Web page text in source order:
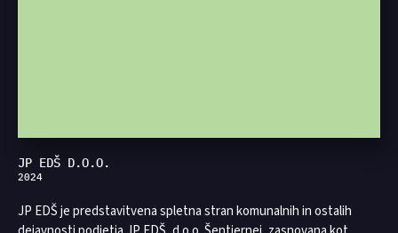
JP EDŠ D.O.O.
2024
JP EDŠ je predstavitvena spletna stran komunalnih in ostalih